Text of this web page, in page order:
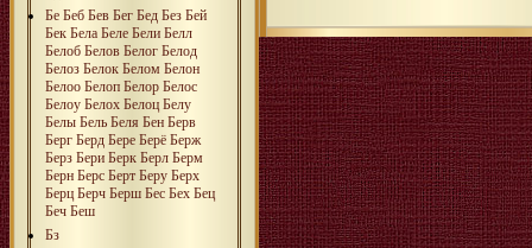
Бе Беб Бев Бег Бед Без Бей
Бек Бела Беле Бели Белл
Белоб Белов Белог Белод
Белоз Белок Белом Белон
Белоо Белоп Белор Белос
Белоу Белох Белоц Белу
Белы Бель Беля Бен Берв
Берг Берд Бере Берё Берж
Берз Бери Берк Берл Берм
Берн Берс Берт Беру Берх
Берц Берч Берш Бес Бех Бец
Беч Беш
Бз